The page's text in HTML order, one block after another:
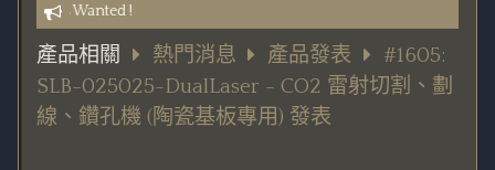
Wanted !
產品相關 熱門消息 產品發表
#1605:
SLB-025025-DualLaser - CO2 雷射切割、劃
線、鑽孔機 (陶瓷基板專用) 發表